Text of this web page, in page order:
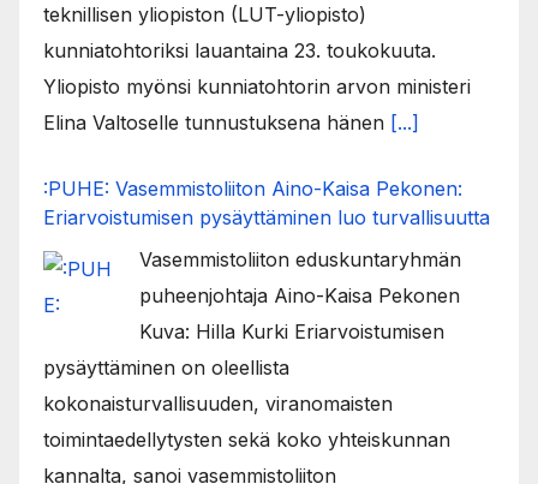
teknillisen yliopiston (LUT-yliopisto)
kunniatohtoriksi lauantaina 23. toukokuuta.
Yliopisto myönsi kunniatohtorin arvon ministeri
Elina Valtoselle tunnustuksena hänen [...]
:PUHE: Vasemmistoliiton Aino-Kaisa Pekonen:
Eriarvoistumisen pysäyttäminen luo turvallisuutta
Vasemmistoliiton eduskuntaryhmän
puheenjohtaja Aino-Kaisa Pekonen
Kuva: Hilla Kurki Eriarvoistumisen
pysäyttäminen on oleellista
kokonaisturvallisuuden, viranomaisten
toimintaedellytysten sekä koko yhteiskunnan
kannalta, sanoi vasemmistoliiton